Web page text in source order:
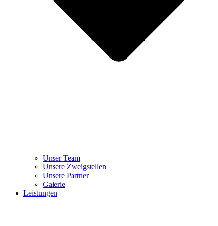
Unser Team
Unsere Zweigstellen
Unsere Partner
Galerie
Leistungen